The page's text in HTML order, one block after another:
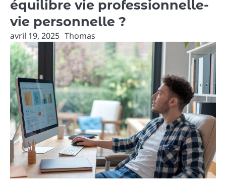
équilibre vie professionnelle-
vie personnelle ?
avril 19, 2025 Thomas